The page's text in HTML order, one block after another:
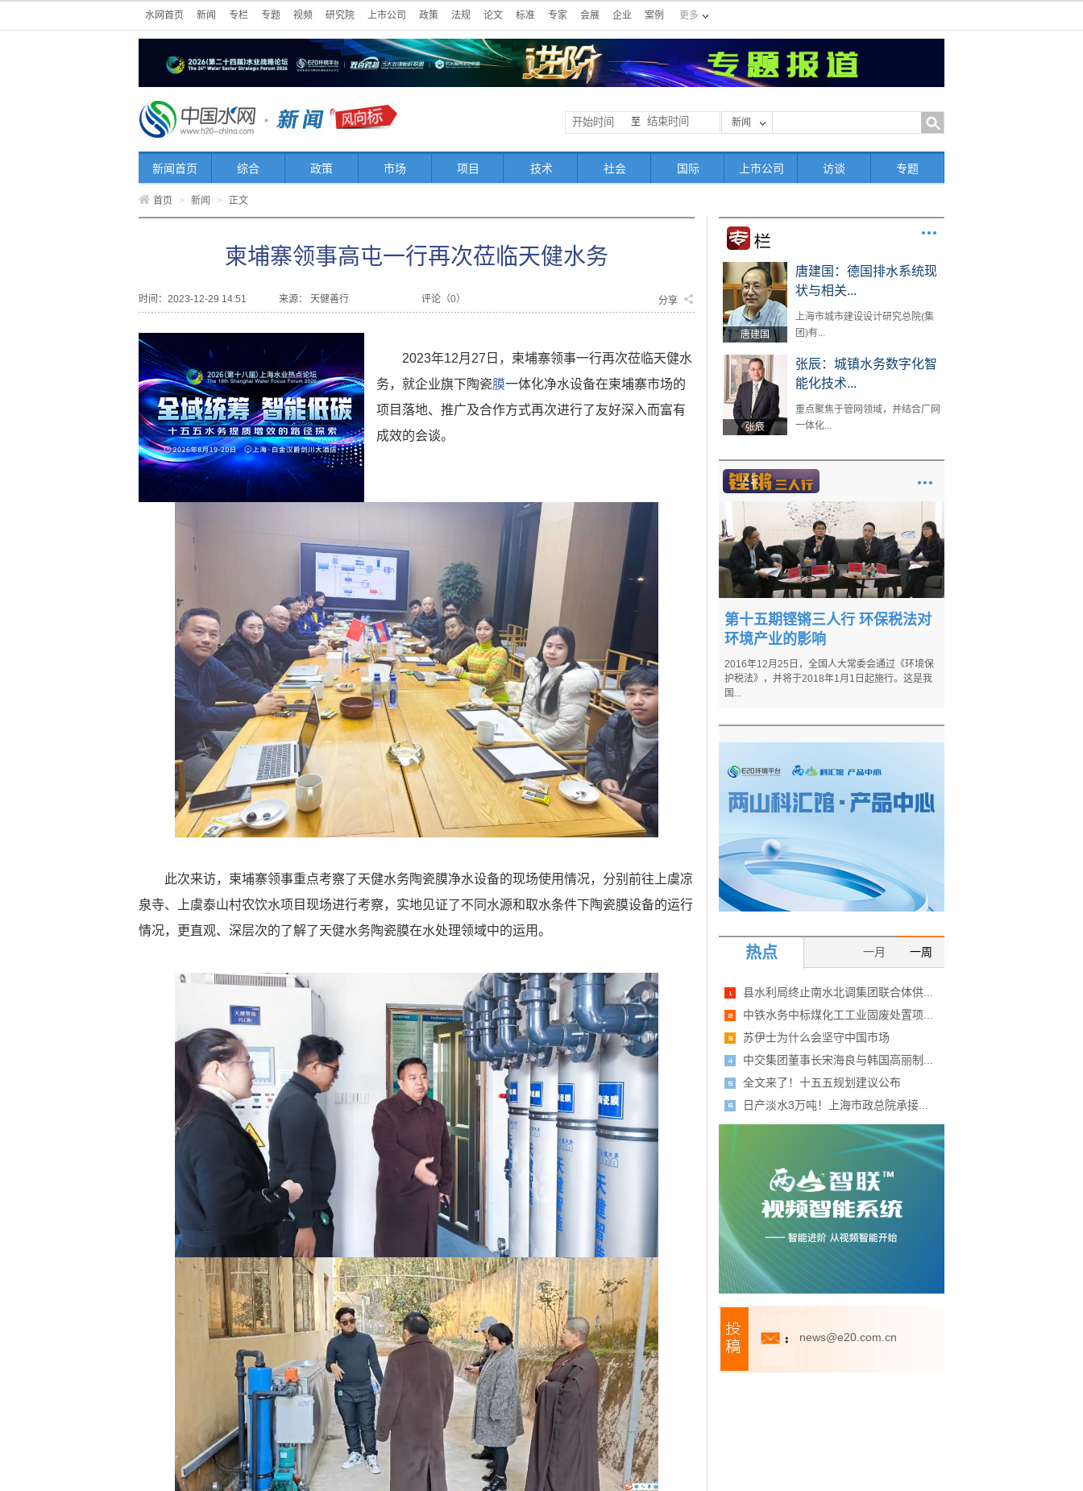
水网首页 新闻 专栏 专题 视频 研究院 上市公司 政策 法规 论文 标准 专家 会展 企业 案例 更多
至 新闻
新闻首页 综合 政策 市场 项目 技术 社会 国际 上市公司 访谈 专题
首页 > 新闻 > 正文
柬埔寨领事高屯一行再次莅临天健水务
时间：2023-12-29 14:51 来源： 天健善行 评论（0） 分享
2023年12月27日，柬埔寨领事一行再次莅临天健水
务，就企业旗下陶瓷膜一体化净水设备在柬埔寨市场的
项目落地、推广及合作方式再次进行了友好深入而富有
成效的会谈。
此次来访，柬埔寨领事重点考察了天健水务陶瓷膜净水设备的现场使用情况，分别前往上虞凉
泉寺、上虞泰山村农饮水项目现场进行考察，实地见证了不同水源和取水条件下陶瓷膜设备的运行
情况，更直观、深层次的了解了天健水务陶瓷膜在水处理领域中的运用。
唐建国
唐建国：德国排水系统现
状与相关...
上海市城市建设设计研究总院(集
团)有...
张辰
张辰：城镇水务数字化智
能化技术...
重点聚焦于管网领域，并结合厂网
一体化...
第十五期铿锵三人行 环保税法对
环境产业的影响
2016年12月25日，全国人大常委会通过《环境保
护税法》，并将于2018年1月1日起施行。这是我
国...
热点 一周
一月
县水利局终止南水北调集团联合体供...
中铁水务中标煤化工工业固废处置项...
苏伊士为什么会坚守中国市场
中交集团董事长宋海良与韩国高丽制...
全文来了！十五五规划建议公布
日产淡水3万吨！上海市政总院承接...
news@e20.com.cn